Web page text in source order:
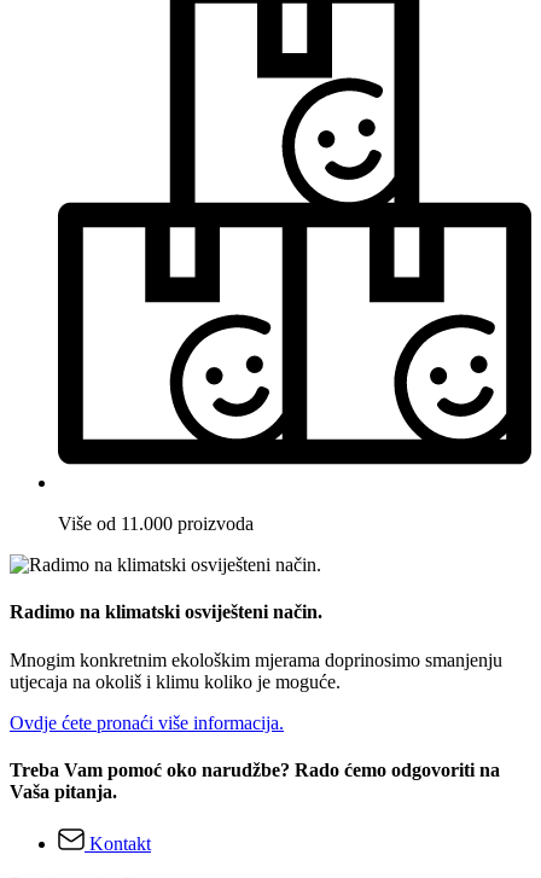
Više od 11.000 proizvoda
Radimo na klimatski osviješteni način.
Mnogim konkretnim ekološkim mjerama doprinosimo smanjenju
utjecaja na okoliš i klimu koliko je moguće.
Ovdje ćete pronaći više informacija.
Treba Vam pomoć oko narudžbe? Rado ćemo odgovoriti na
Vaša pitanja.
Kontakt